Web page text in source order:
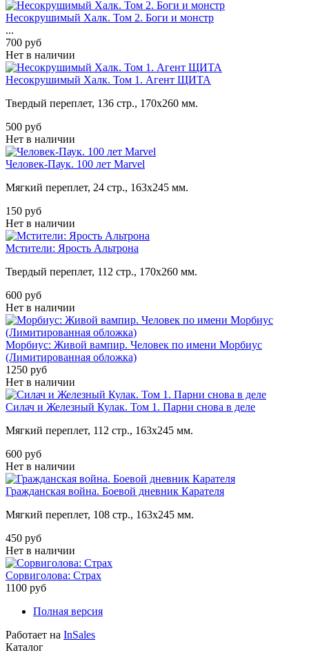
Несокрушимый Халк. Том 2. Боги и монстр
...
700 руб
Нет в наличии
Несокрушимый Халк. Том 1. Агент ЩИТА
Твердый переплет, 136 стр., 170х260 мм.
500 руб
Нет в наличии
Человек-Паук. 100 лет Marvel
Мягкий переплет, 24 стр., 163х245 мм.
150 руб
Нет в наличии
Мстители: Ярость Альтрона
Твердый переплет, 112 стр., 170х260 мм.
600 руб
Нет в наличии
Морбиус: Живой вампир. Человек по имени Морбиус
(Лимитированная обложка)
1250 руб
Нет в наличии
Силач и Железный Кулак. Том 1. Парни снова в деле
Мягкий переплет, 112 стр., 163х245 мм.
600 руб
Нет в наличии
Гражданская война. Боевой дневник Карателя
Мягкий переплет, 108 стр., 163х245 мм.
450 руб
Нет в наличии
Сорвиголова: Страх
1100 руб
Полная версия
Работает на InSales
Каталог